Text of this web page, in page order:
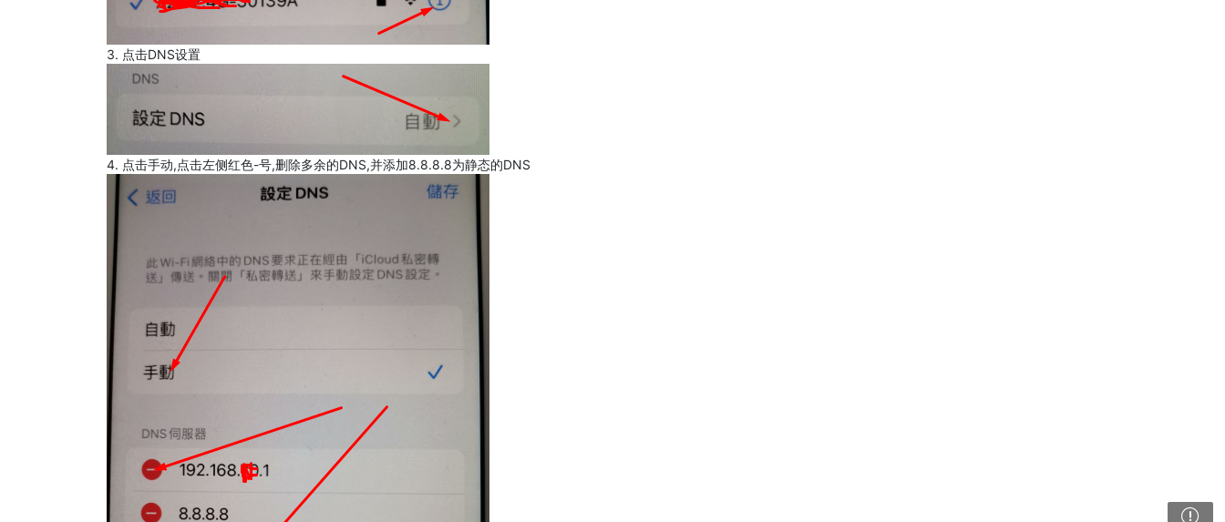
3. 点击DNS设置
4. 点击手动,点击左侧红色-号,删除多余的DNS,并添加8.8.8.8为静态的DNS